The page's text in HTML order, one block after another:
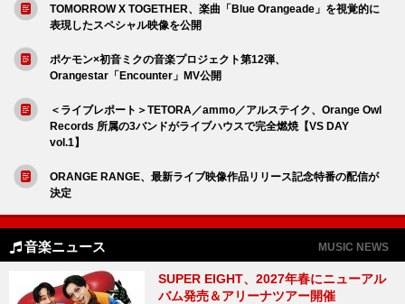
TOMORROW X TOGETHER、楽曲「Blue Orangeade」を視覚的に
表現したスペシャル映像を公開
ポケモン×初音ミクの音楽プロジェクト第12弾、
Orangestar「Encounter」MV公開
＜ライブレポート＞TETORA／ammo／アルステイク、Orange Owl
Records 所属の3バンドがライブハウスで完全燃焼【VS DAY
vol.1】
ORANGE RANGE、最新ライブ映像作品リリース記念特番の配信が
決定
音楽ニュース MUSIC NEWS
SUPER EIGHT、2027年春にニューアル
バム発売＆アリーナツアー開催